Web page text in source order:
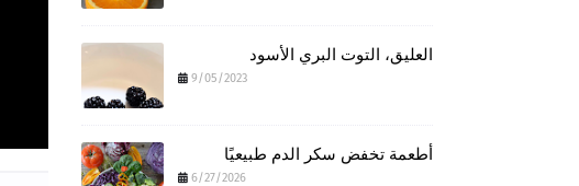
العليق، التوت البري الأسود
9/05/2023
أطعمة تخفض سكر الدم طبيعيًا
6/27/2026